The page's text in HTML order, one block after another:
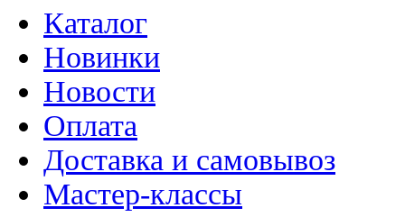
Каталог
Новинки
Новости
Оплата
Доставка и самовывоз
Мастер-классы